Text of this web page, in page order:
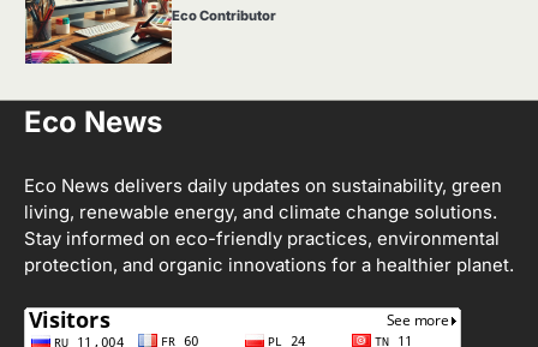
Eco Contributor
Eco Contributor
Sederhana untuk Pemula
Eco Contributor
Eco News
Eco News delivers daily updates on sustainability, green
living, renewable energy, and climate change solutions.
Stay informed on eco-friendly practices, environmental
protection, and organic innovations for a healthier planet.